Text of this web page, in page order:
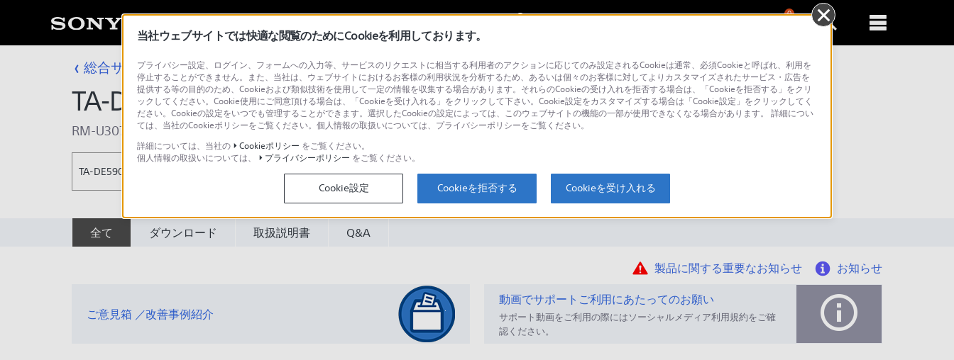
0
総合サポート・お問い合わせ AVレシーバー／アンプ
TA-DE590
RM-U307J
TA-DE590 検索
全て ダウンロード 取扱説明書 Q&A
製品に関する重要なお知らせ お知らせ
ご意見箱 ／改善事例紹介
動画でサポートご利用にあたってのお願い
サポート動画をご利用の際にはソーシャルメディア利用規約をご確
認ください。
当社ウェブサイトでは快適な閲覧のためにCookieを利用しております。
プライバシー設定、ログイン、フォームへの入力等、サービスのリクエストに相当する利用者のアクションに応じてのみ設定されるCookieは通常、必須Cookieと呼ばれ、利用を
停止することができません。また、当社は、ウェブサイトにおけるお客様の利用状況を分析するため、あるいは個々のお客様に対してよりカスタマイズされたサービス・広告を
提供する等の目的のため、Cookieおよび類似技術を使用して一定の情報を収集する場合があります。それらのCookieの受け入れを拒否する場合は、「Cookieを拒否する」をクリ
ックしてください。Cookie使用にご同意頂ける場合は、「Cookieを受け入れる」をクリックして下さい。Cookie設定をカスタマイズする場合は「Cookie設定」をクリックしてく
ださい。Cookieの設定をいつでも管理することができます。選択したCookieの設定によっては、このウェブサイトの機能の一部が使用できなくなる場合があります。 詳細につい
ては、当社のCookieポリシーをご覧ください。個人情報の取扱いについては、プライバシーポリシーをご覧ください。
詳細については、当社の
Cookieポリシー をご覧ください。
個人情報の取扱いについては、
プライバシーポリシー をご覧ください。
Cookie設定 Cookieを拒否する Cookieを受け入れる